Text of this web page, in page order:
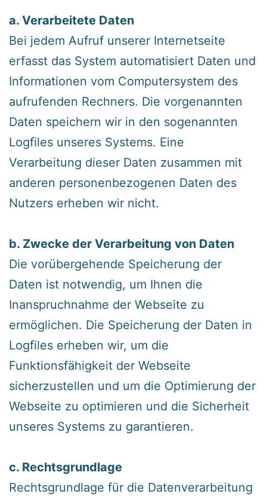
a. Verarbeitete Daten
‍Bei jedem Aufruf unserer Internetseite
erfasst das System automatisiert Daten und
Informationen vom Computersystem des
aufrufenden Rechners. Die vorgenannten
Daten speichern wir in den sogenannten
Logfiles unseres Systems. Eine
Verarbeitung dieser Daten zusammen mit
anderen personenbezogenen Daten des
Nutzers erheben wir nicht.
‍b. Zwecke der Verarbeitung von Daten
‍Die vorübergehende Speicherung der
Daten ist notwendig, um Ihnen die
Inanspruchnahme der Webseite zu
ermöglichen. Die Speicherung der Daten in
Logfiles erheben wir, um die
Funktionsfähigkeit der Webseite
sicherzustellen und um die Optimierung der
Webseite zu optimieren und die Sicherheit
unseres Systems zu garantieren.
‍c. Rechtsgrundlage
‍Rechtsgrundlage für die Datenverarbeitung